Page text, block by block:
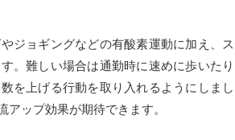
ジョギングなどの有酸素運動に加え、ス
。難しい場合は通勤時に速めに歩いたり
を上げる行動を取り入れるようにしまし
ップ効果が期待できます。